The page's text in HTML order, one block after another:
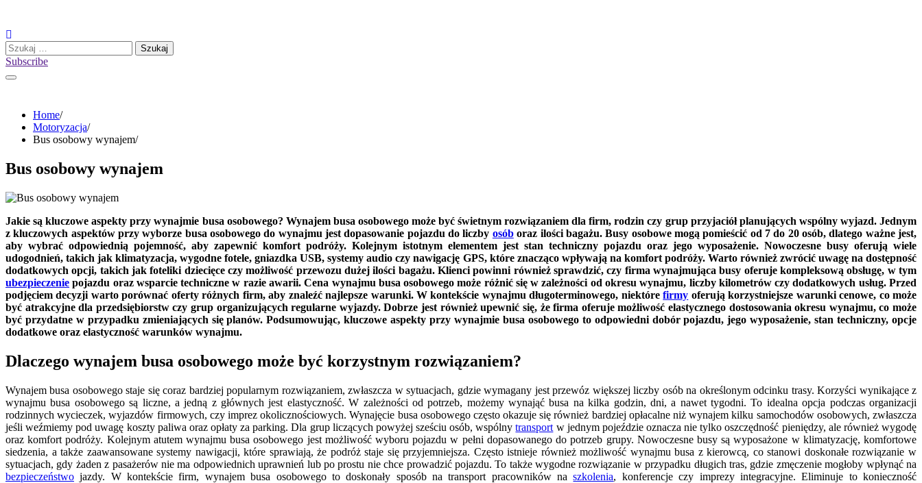
content
Szukaj:
Subscribe
Home
Motoryzacja
Bus osobowy wynajem
Bus osobowy wynajem
Jakie są kluczowe aspekty przy wynajmie busa osobowego? Wynajem busa osobowego może być świetnym rozwiązaniem dla firm, rodzin czy grup przyjaciół planujących wspólny wyjazd. Jednym
z kluczowych aspektów przy wyborze busa osobowego do wynajmu jest dopasowanie pojazdu do liczby osóboraz ilości bagażu. Busy osobowe mogą pomieścić od 7 do 20 osób, dlatego ważne jest,
aby wybrać odpowiednią pojemność, aby zapewnić komfort podróży. Kolejnym istotnym elementem jest stan techniczny pojazdu oraz jego wyposażenie. Nowoczesne busy oferują wiele
udogodnień, takich jak klimatyzacja, wygodne fotele, gniazdka USB, systemy audio czy nawigację GPS, które znacząco wpływają na komfort podróży. Warto również zwrócić uwagę na dostępność
dodatkowych opcji, takich jak foteliki dziecięce czy możliwość przewozu dużej ilości bagażu. Klienci powinni również sprawdzić, czy firma wynajmująca busy oferuje kompleksową obsługę, w tym
ubezpieczenie pojazdu oraz wsparcie techniczne w razie awarii. Cena wynajmu busa osobowego może różnić się w zależności od okresu wynajmu, liczby kilometrów czy dodatkowych usług. Przed
podjęciem decyzji warto porównać oferty różnych firm, aby znaleźć najlepsze warunki. W kontekście wynajmu długoterminowego, niektórefirmy oferują korzystniejsze warunki cenowe, co może
być atrakcyjne dla przedsiębiorstw czy grup organizujących regularne wyjazdy. Dobrze jest również upewnić się, że firma oferuje możliwość elastycznego dostosowania okresu wynajmu, co może
być przydatne w przypadku zmieniających się planów. Podsumowując, kluczowe aspekty przy wynajmie busa osobowego to odpowiedni dobór pojazdu, jego wyposażenie, stan techniczny, opcje
dodatkowe oraz elastyczność warunków wynajmu.
Dlaczego wynajem busa osobowego może być korzystnym rozwiązaniem?
Wynajem busa osobowego staje się coraz bardziej popularnym rozwiązaniem, zwłaszcza w sytuacjach, gdzie wymagany jest przewóz większej liczby osób na określonym odcinku trasy. Korzyści wynikające z
wynajmu busa osobowego są liczne, a jedną z głównych jest elastyczność. W zależności od potrzeb, możemy wynająć busa na kilka godzin, dni, a nawet tygodni. To idealna opcja podczas organizacji
rodzinnych wycieczek, wyjazdów firmowych, czy imprez okolicznościowych. Wynajęcie busa osobowego często okazuje się również bardziej opłacalne niż wynajem kilku samochodów osobowych, zwłaszcza
jeśli weźmiemy pod uwagę koszty paliwa oraz opłaty za parking. Dla grup liczących powyżej sześciu osób, wspólnytransport w jednym pojeździe oznacza nie tylko oszczędność pieniędzy, ale również wygodę
oraz komfort podróży. Kolejnym atutem wynajmu busa osobowego jest możliwość wyboru pojazdu w pełni dopasowanego do potrzeb grupy. Nowoczesne busy są wyposażone w klimatyzację, komfortowe
siedzenia, a także zaawansowane systemy nawigacji, które sprawiają, że podróż staje się przyjemniejsza. Często istnieje również możliwość wynajmu busa z kierowcą, co stanowi doskonałe rozwiązanie w
sytuacjach, gdy żaden z pasażerów nie ma odpowiednich uprawnień lub po prostu nie chce prowadzić pojazdu. To także wygodne rozwiązanie w przypadku długich tras, gdzie zmęczenie mogłoby wpłynąć na
bezpieczeństwo jazdy. W kontekście firm, wynajem busa osobowego to doskonały sposób na transport pracowników naszkolenia, konferencje czy imprezy integracyjne. Eliminuje to konieczność